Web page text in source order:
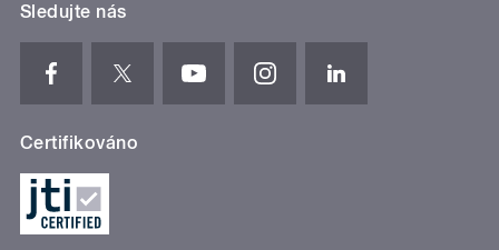
Sledujte nás
Certifikováno